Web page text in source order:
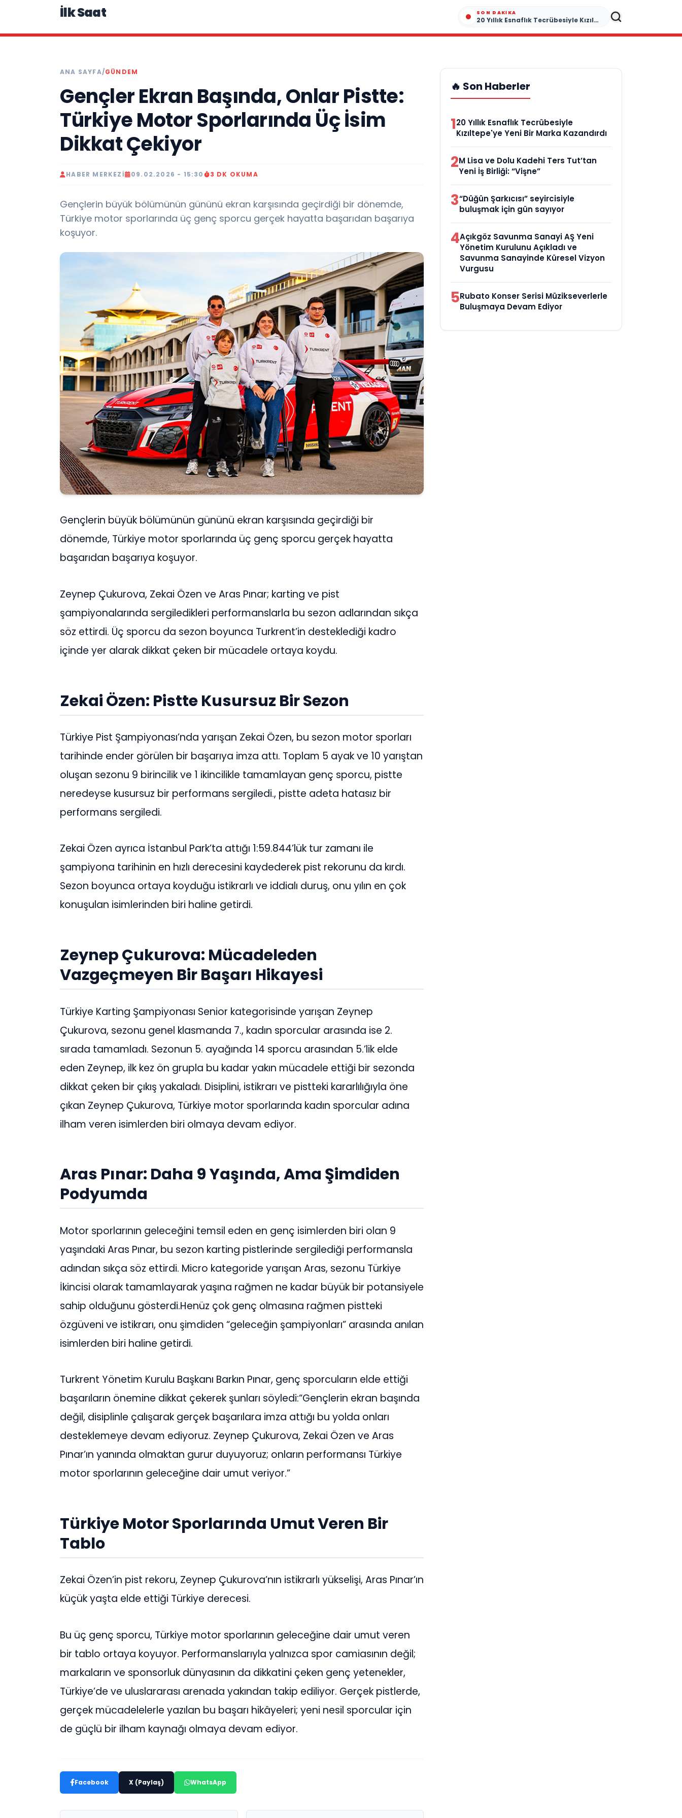
İlk Saat SON DAKIKA
20 Yıllık Esnaflık Tecrübesiyle Kızıltepe'ye Yeni Bir Marka Kazandırdı
ANA SAYFA/GÜNDEM
Gençler Ekran Başında, Onlar Pistte:
Türkiye Motor Sporlarında Üç İsim
Dikkat Çekiyor
HABER MERKEZI 09.02.2026 - 15:30 3 DK OKUMA
Gençlerin büyük bölümünün gününü ekran karşısında geçirdiği bir dönemde,
Türkiye motor sporlarında üç genç sporcu gerçek hayatta başarıdan başarıya
koşuyor.
Gençlerin büyük bölümünün gününü ekran karşısında geçirdiği bir
dönemde, Türkiye motor sporlarında üç genç sporcu gerçek hayatta
başarıdan başarıya koşuyor.
Zeynep Çukurova, Zekai Özen ve Aras Pınar; karting ve pist
şampiyonalarında sergiledikleri performanslarla bu sezon adlarından sıkça
söz ettirdi. Üç sporcu da sezon boyunca Turkrent’in desteklediği kadro
içinde yer alarak dikkat çeken bir mücadele ortaya koydu.
Zekai Özen: Pistte Kusursuz Bir Sezon
Türkiye Pist Şampiyonası’nda yarışan Zekai Özen, bu sezon motor sporları
tarihinde ender görülen bir başarıya imza attı. Toplam 5 ayak ve 10 yarıştan
oluşan sezonu 9 birincilik ve 1 ikincilikle tamamlayan genç sporcu, pistte
neredeyse kusursuz bir performans sergiledi., pistte adeta hatasız bir
performans sergiledi.
Zekai Özen ayrıca İstanbul Park’ta attığı 1:59.844’lük tur zamanı ile
şampiyona tarihinin en hızlı derecesini kaydederek pist rekorunu da kırdı.
Sezon boyunca ortaya koyduğu istikrarlı ve iddialı duruş, onu yılın en çok
konuşulan isimlerinden biri haline getirdi.
Zeynep Çukurova: Mücadeleden
Vazgeçmeyen Bir Başarı Hikayesi
Türkiye Karting Şampiyonası Senior kategorisinde yarışan Zeynep
Çukurova, sezonu genel klasmanda 7., kadın sporcular arasında ise 2.
sırada tamamladı. Sezonun 5. ayağında 14 sporcu arasından 5.’lik elde
eden Zeynep, ilk kez ön grupla bu kadar yakın mücadele ettiği bir sezonda
dikkat çeken bir çıkış yakaladı. Disiplini, istikrarı ve pistteki kararlılığıyla öne
çıkan Zeynep Çukurova, Türkiye motor sporlarında kadın sporcular adına
ilham veren isimlerden biri olmaya devam ediyor.
Aras Pınar: Daha 9 Yaşında, Ama Şimdiden
Podyumda
Motor sporlarının geleceğini temsil eden en genç isimlerden biri olan 9
yaşındaki Aras Pınar, bu sezon karting pistlerinde sergilediği performansla
adından sıkça söz ettirdi. Micro kategoride yarışan Aras, sezonu Türkiye
İkincisi olarak tamamlayarak yaşına rağmen ne kadar büyük bir potansiyele
sahip olduğunu gösterdi.Henüz çok genç olmasına rağmen pistteki
özgüveni ve istikrarı, onu şimdiden “geleceğin şampiyonları” arasında anılan
isimlerden biri haline getirdi.
Turkrent Yönetim Kurulu Başkanı Barkın Pınar, genç sporcuların elde ettiği
başarıların önemine dikkat çekerek şunları söyledi:“Gençlerin ekran başında
değil, disiplinle çalışarak gerçek başarılara imza attığı bu yolda onları
desteklemeye devam ediyoruz. Zeynep Çukurova, Zekai Özen ve Aras
Pınar’ın yanında olmaktan gurur duyuyoruz; onların performansı Türkiye
motor sporlarının geleceğine dair umut veriyor.”
Türkiye Motor Sporlarında Umut Veren Bir
Tablo
Zekai Özen’in pist rekoru, Zeynep Çukurova’nın istikrarlı yükselişi, Aras Pınar’ın
küçük yaşta elde ettiği Türkiye derecesi.
Bu üç genç sporcu, Türkiye motor sporlarının geleceğine dair umut veren
bir tablo ortaya koyuyor. Performanslarıyla yalnızca spor camiasının değil;
markaların ve sponsorluk dünyasının da dikkatini çeken genç yetenekler,
Türkiye’de ve uluslararası arenada yakından takip ediliyor. Gerçek pistlerde,
gerçek mücadelelerle yazılan bu başarı hikâyeleri; yeni nesil sporcular için
de güçlü bir ilham kaynağı olmaya devam ediyor.
Facebook X (Paylaş) WhatsApp
🔥 Son Haberler
120 Yıllık Esnaflık Tecrübesiyle
Kızıltepe'ye Yeni Bir Marka Kazandırdı
2M Lisa ve Dolu Kadehi Ters Tut’tan
Yeni İş Birliği: “Vişne”
3“Düğün Şarkıcısı” seyircisiyle
buluşmak için gün sayıyor
4Açıkgöz Savunma Sanayi AŞ Yeni
Yönetim Kurulunu Açıkladı ve
Savunma Sanayinde Küresel Vizyon
Vurgusu
5Rubato Konser Serisi Müzikseverlerle
Buluşmaya Devam Ediyor